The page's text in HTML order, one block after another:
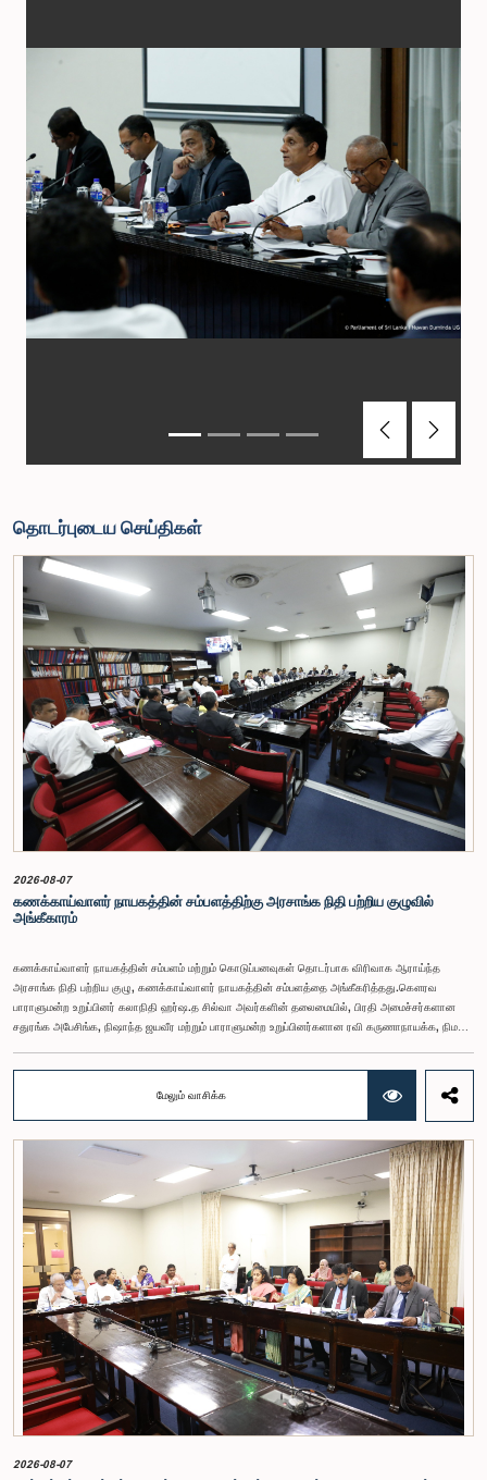
PreviousNext
தொடர்புடைய செய்திகள்
2026-08-07
கணக்காய்வாளர் நாயகத்தின் சம்பளத்திற்கு அரசாங்க நிதி பற்றிய குழுவில்
அங்கீகாரம்
கணக்காய்வாளர் நாயகத்தின் சம்பளம் மற்றும் கொடுப்பனவுகள் தொடர்பாக விரிவாக ஆராய்ந்த
அரசாங்க நிதி பற்றிய குழு, கணக்காய்வாளர் நாயகத்தின் சம்பளத்தை அங்கீகரித்தது.கௌரவ
பாராளுமன்ற உறுப்பினர் கலாநிதி ஹர்ஷ.த சில்வா அவர்களின் தலைமையில், பிரதி அமைச்சர்களான
சதுரங்க அபேசிங்க, நிஷாந்த ஜயவீர மற்றும் பாராளுமன்ற உறுப்பினர்களான ரவி கருணாநாயக்க, நிமல்
நிதி பற்றிய குழுக் கூட்டத்திலேயே இந்த அங்கீகாரம் வழங்கப்பட்டது.இலங்கை ஜனநாயக சோசலிசக்
குடியரசின் அரசியலமைப்பின் 153(2) ஆம் உறுப்புரையின் பிரகாரம், கணக்காய்வாளர் நாயகத்தின்
சம்பளம் தொடர்பான பிரேரணை குழுவின் கவனத்திற்கு கொண்டு வரப்பட்டது.இதன்போது,
கணக்காய்வாளர் நாயகத்தின் பொறுப்புகள், அரச நிதி மேற்பார்வை மற்றும் கணக்காய்வுத் துறையின்
சுயாதீனத் தன்மை உள்ளிட்ட விடயங்களை கருத்தில் கொண்டு, சம்பள மட்டம் தொடர்பாக குழுத்
தலைவர் உள்ளிட்ட உறுப்பினர்கள் தமது கருத்துகளையும் பரிந்துரைகளையும் முன்வைத்தனர்.மேலும்,
அரசியலமைப்பின் 170 ஆம் உறுப்புரையின் பிரகாரம், கணக்காய்வாளர் நாயகம் ஒரு அரசாங்க ஊழியர்
அல்ல என்பதையும், நடைமுறையில் உள்ள அரசாங்க சம்பள அளவுகோலுக்கு வெளியே இப்பதவிக்கான
சம்பளத்தை விசேடமாக பரிசீலிக்க முடியும் என்பதையும் குழு சுட்டிக்காட்டியது.முன்மொழியப்பட்ட சம்பளத்
தொகை, முன்னர் பதவி வகித்த கணக்காய்வாளர் நாயகங்களின் சம்பளங்களையும் கருத்தில் கொண்டு
நிர்ணயிக்கப்பட்டதாக அதிகாரிகள் தெரிவித்தனர். இதற்கு முன்னர், சம்பளங்கள் மற்றும் பணியாளர்
ஆணைக்குழுவே இத்தகைய சம்பளங்களை நிர்ணயித்து வந்த போதிலும், தற்போது அத்தகைய
ஆணைக்குழு இல்லையெனவும் அதிகாரிகள் குறிப்பிட்டனர்.கணக்காய்வாளர் நாயகத்திற்கான
முன்மொழியப்பட்ட சம்பள மட்டத்தை குழு அங்கீகரித்திருந்தாலும், அப்பதவிக்கு வழங்கப்பட்டுள்ள
பொறுப்புகள் மற்றும் கடமைகளின் முக்கியத்துவத்தை கருத்தில் கொண்டு, அந்தச் சம்பளம் மேலும்
உயர்ந்த மட்டத்தில் இருக்க வேண்டும் என்ற கருத்தை குழுத் தலைவர் உள்ளிட்ட உறுப்பினர்கள்
முன்வைத்தனர்.அதன்படி, எதிர்காலத்தில் இச்சம்பள மட்டம் தொடர்பாக மேலும் கவனம் செலுத்தி
தேவையான தீர்மானங்கள் எடுக்கப்பட வேண்டியதன் அவசியம் குழுவில் வலியுறுத்தப்பட்டது. மேலும்,
நிரந்தரமானதும் சுயாதீனமானதுமான சம்பள மற்றும் பணியாளர் ஆணைக்குழுவை நிறுவுவதற்கான
யோசனையையும் குழுத் தலைவர் முன்வைத்தார்.
மேலும் வாசிக்க
2026-08-07